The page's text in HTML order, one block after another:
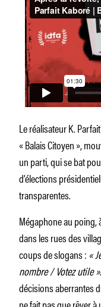
Le réalisateur K.
« Balais Citoyen »,
un parti, qui se bat
d’élections
transparentes.
Mégaphone au
dans les rues des
coups de slogans : «
nombre / Votez utile »
décisions aberrantes